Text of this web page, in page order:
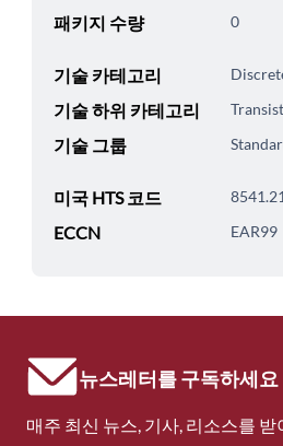
패키지 수량 0
기술 카테고리
기술 하위 카테고리
기술 그룹
미국 HTS 코드
ECCN EAR99
뉴스레터를 구독하세요
매주 최신 뉴스, 기사, 리소스를 받